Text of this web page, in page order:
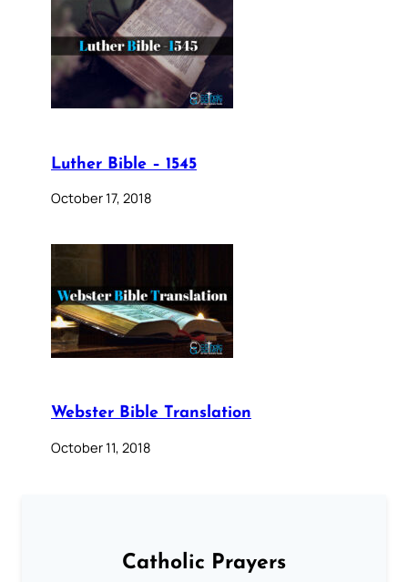
Luther Bible – 1545
October 17, 2018
Webster Bible Translation
October 11, 2018
Catholic Prayers